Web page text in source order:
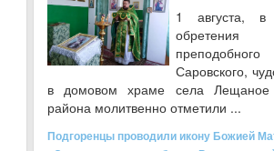
1 августа,
Саровского,
в домовом храме села Лещаное
района молитвенно отметили ...
Подгоренцы проводили икону Божией